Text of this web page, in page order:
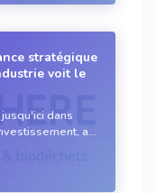
stratégique
voit le
dans
a